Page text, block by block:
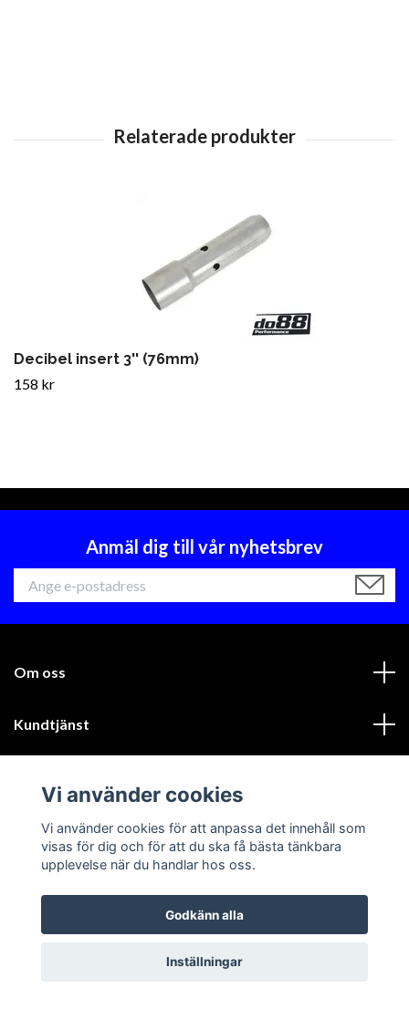
Decibel insert 3'' (76mm)
158 kr
Anmäl dig till vår nyhetsbrev
Om oss
Kundtjänst
Sociala medier
© 2026 GIK Racing AB
Vi använder cookies
Vi använder cookies för att anpassa det innehåll som
visas för dig och för att du ska få bästa tänkbara
upplevelse när du handlar hos oss.
Godkänn alla
Inställningar